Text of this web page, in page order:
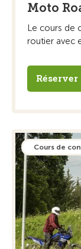
Moto
Le cours de
routier avec
Réserver
Cours de